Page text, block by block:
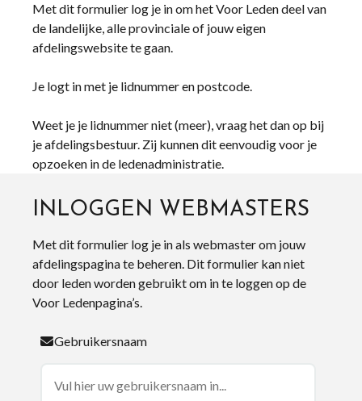
Met dit formulier log je in om het Voor Leden deel van
de landelijke, alle provinciale of jouw eigen
afdelingswebsite te gaan.
Je logt in met je lidnummer en postcode.
Weet je je lidnummer niet (meer), vraag het dan op bij
je afdelingsbestuur. Zij kunnen dit eenvoudig voor je
opzoeken in de ledenadministratie.
INLOGGEN WEBMASTERS
Met dit formulier log je in als webmaster om jouw
afdelingspagina te beheren. Dit formulier kan niet
door leden worden gebruikt om in te loggen op de
Voor Ledenpagina’s.
Gebruikersnaam